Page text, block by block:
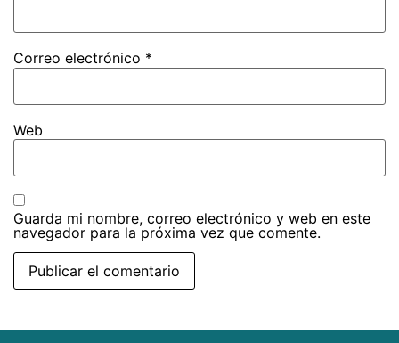
Correo electrónico *
Web
Guarda mi nombre, correo electrónico y web en este
navegador para la próxima vez que comente.